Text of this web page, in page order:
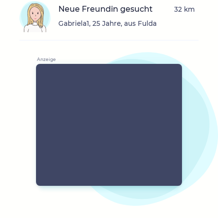
Neue Freundin gesucht
Gabriela1, 25 Jahre, aus Fulda
32 km